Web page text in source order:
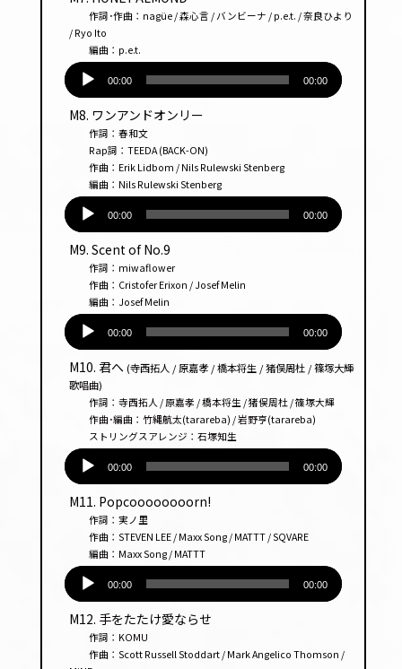
レー
ヤー
作詞･作曲：nagüe / 森心言 / バンビーナ / p.e.t. / 奈良ひより
/ Ryo Ito
編曲：p.e.t.
レー
00:00 00:00
M8. ワンアンドオンリー
作詞：春和文
Rap詞：TEEDA (BACK-ON)
作曲：Erik Lidbom / Nils Rulewski Stenberg
編曲：Nils Rulewski Stenberg
レー
00:00 00:00
M9. Scent of No.9
作詞：miwaflower
作曲：Cristofer Erixon / Josef Melin
編曲：Josef Melin
レー
ヤー
00:00 00:00
M10. 君へ(寺西拓人 / 原嘉孝 / 橋本将生 / 猪俣周杜 / 篠塚大輝
歌唱曲)
作詞：寺西拓人 / 原嘉孝 / 橋本将生 / 猪俣周杜 / 篠塚大輝
作曲･編曲：竹縄航太(tarareba) / 岩野亨(tarareba)
ストリングスアレンジ：石塚知生
レー
00:00 00:00
M11. Popcoooooooorn!
作詞：実ノ里
作曲：STEVEN LEE / Maxx Song / MATTT / SQVARE
編曲：Maxx Song / MATTT
レー
00:00 00:00
M12. 手をたたけ愛ならせ
作詞：KOMU
作曲：Scott Russell Stoddart / Mark Angelico Thomson /